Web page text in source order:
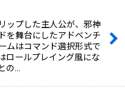
ップした主人公が、邪神
を舞台にしたアドベンチ
ムはコマンド選択形式で
ロールプレイング風にな
の…